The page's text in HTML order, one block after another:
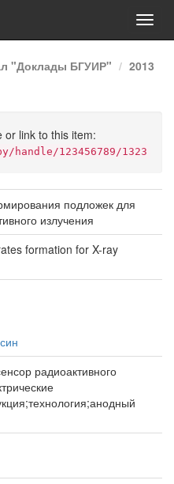
"Доклады БГУИР"
2013
or link to this item:
123456789/1323
подложек для
излучения
formation for X-ray
радиоактивного